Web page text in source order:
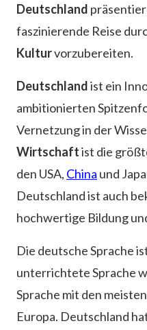
Deutschland
faszinierende Reise
Kulturvorzubereiten.
Deutschlandist ein
ambitionierten
Vernetzung in der
Wirtschaftist die
den USA, China und
Deutschland ist auch
hochwertige Bildung
Die deutsche Sprache
unterrichtete Sprache
Sprache mit den
Europa. Deutschland